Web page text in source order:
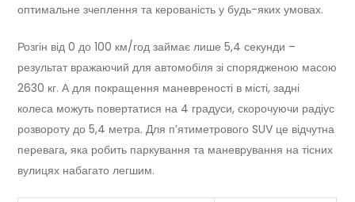
оптимальне зчеплення та керованість у будь-яких умовах.
Розгін від 0 до 100 км/год займає лише 5,4 секунди –
результат вражаючий для автомобіля зі спорядженою масою
2630 кг. А для покращення маневреності в місті, задні
колеса можуть повертатися на 4 градуси, скорочуючи радіус
розвороту до 5,4 метра. Для п’ятиметрового SUV це відчутна
перевага, яка робить паркування та маневрування на тісних
вулицях набагато легшим.